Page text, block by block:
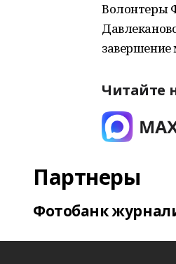
Волонтеры
Читайте
Партнеры
Фотобанк